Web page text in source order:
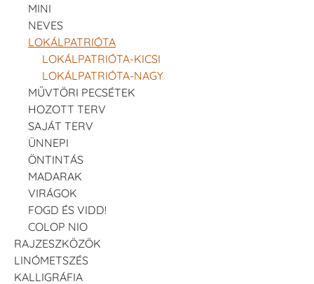
MINI
NEVES
LOKÁLPATRIÓTA
LOKÁLPATRIÓTA-KICSI
LOKÁLPATRIÓTA-NAGY
MŰVTÖRI PECSÉTEK
HOZOTT TERV
SAJÁT TERV
ÜNNEPI
ÖNTINTÁS
MADARAK
VIRÁGOK
FOGD ÉS VIDD!
COLOP NIO
RAJZESZKÖZÖK
LINÓMETSZÉS
KALLIGRÁFIA